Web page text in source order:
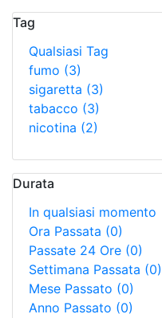
Tag
Qualsiasi Tag
fumo (3)
sigaretta (3)
tabacco (3)
nicotina (2)
Durata
In qualsiasi momento
Ora Passata (0)
Passate 24 Ore (0)
Settimana Passata (0)
Mese Passato (0)
Anno Passato (0)